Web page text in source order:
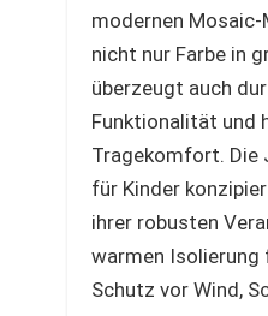
modernen
nicht nur Farbe in
überzeugt auch
Funktionalität und
Tragekomfort. Die
für Kinder
ihrer robusten
warmen Isolierung
Schutz vor Wind,